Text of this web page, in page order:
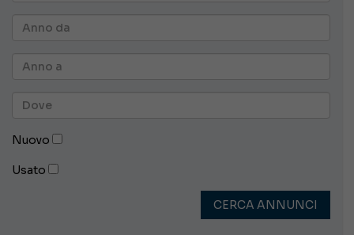
Nuovo
Usato
CERCA ANNUNCI